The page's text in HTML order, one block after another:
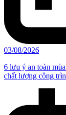
03/08/2026
6 lưu ý an toàn
chất lượng công